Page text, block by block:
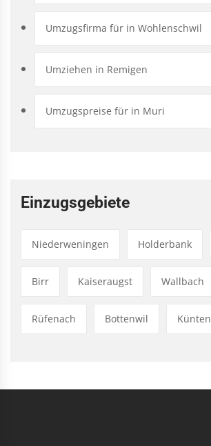
Umzugsfirma für in Wohlenschwil
Umziehen in Remigen
Umzugspreise für in Muri
Einzugsgebiete
Niederweningen Holderbank
Birr Kaiseraugst Wallbach
Rüfenach Bottenwil Künten